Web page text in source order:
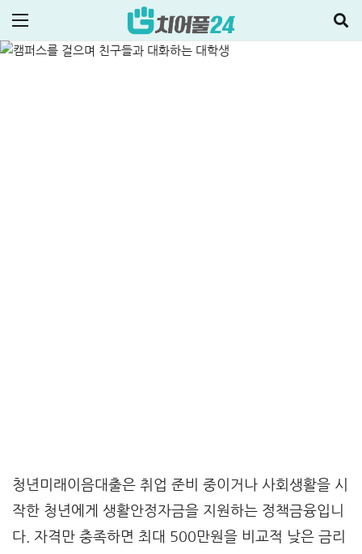
정부지원정책·대출
청년미래이음대출은 취업 준비 중이거나 사회생활을 시
작한 청년에게 생활안정자금을 지원하는 정책금융입니
다. 자격만 충족하면 최대 500만원을 비교적 낮은 금리